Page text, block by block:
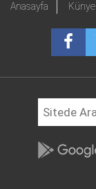
Anasayfa Künye